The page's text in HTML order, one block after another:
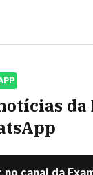
da
no canal da